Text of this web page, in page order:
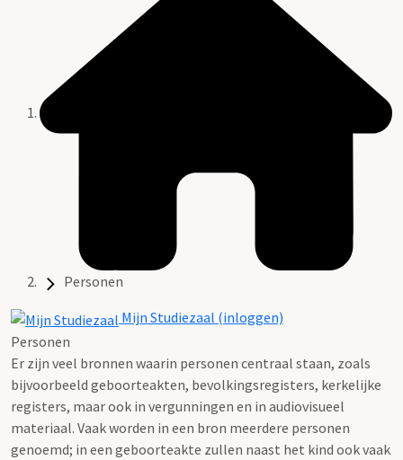
Personen
Mijn Studiezaal (inloggen)
Personen
Er zijn veel bronnen waarin personen centraal staan, zoals
bijvoorbeeld geboorteakten, bevolkingsregisters, kerkelijke
registers, maar ook in vergunningen en in audiovisueel
materiaal. Vaak worden in een bron meerdere personen
genoemd; in een geboorteakte zullen naast het kind ook vaak